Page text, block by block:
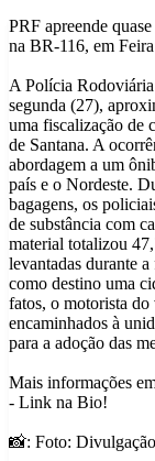
PRF apreende
na BR-116, em
A Polícia
segunda (27),
uma fiscalização de
de Santana. A
abordagem a um
país e o Nordeste.
bagagens, os
de substância com
material totalizou
levantadas durante
como destino uma
fatos, o motorista do
encaminhados à
para a adoção das
Mais informações
- Link na Bio!
📸: Foto: